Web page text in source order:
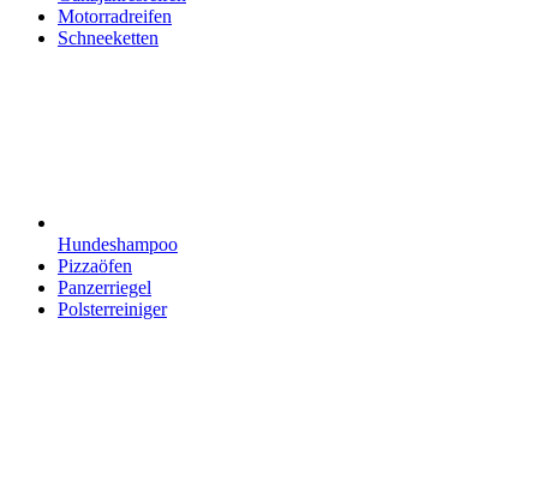
Motorradreifen
Schneeketten
Hundeshampoo
Pizzaöfen
Panzerriegel
Polsterreiniger